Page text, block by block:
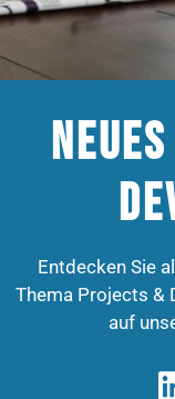
Entdecken Sie
Thema Projects &
auf